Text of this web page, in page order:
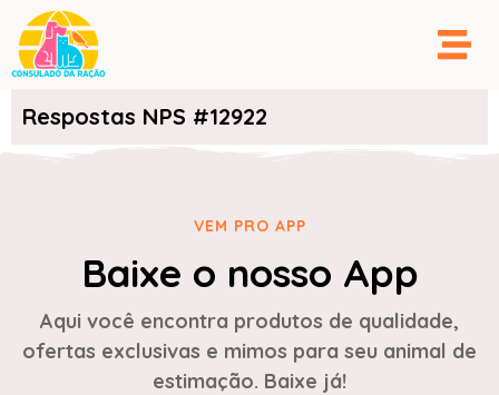
Respostas NPS #12922
VEM PRO APP
Baixe o nosso App
Aqui você encontra produtos de qualidade,
ofertas exclusivas e mimos para seu animal de
estimação. Baixe já!